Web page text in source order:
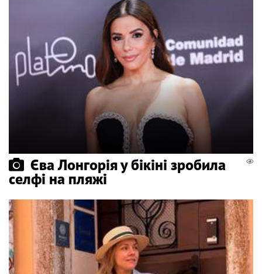
Єва Лонгорія у бікіні зробила
селфі на пляжі